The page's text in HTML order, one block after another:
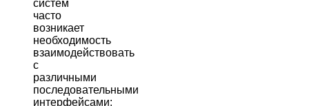
систем
часто
возникает
необходимость
взаимодействовать
с
различными
последовательными
интерфейсами: